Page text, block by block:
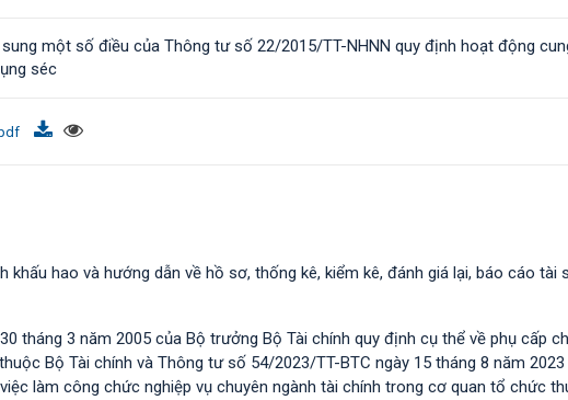
một số điều của Thông tư số 22/2015/TT-NHNN quy định hoạt động
séc
khấu hao và hướng dẫn về hồ sơ, thống kê, kiểm kê, đánh giá lại, báo cáo tài
tháng 3 năm 2005 của Bộ trưởng Bộ Tài chính quy định cụ thể về phụ cấp
Bộ Tài chính và Thông tư số 54/2023/TT-BTС ngày 15 tháng 8 năm
làm công chức nghiệp vụ chuyên ngành tài chính trong cơ quan tổ chức